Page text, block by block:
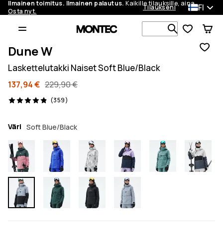
Ilmainen toimitus. Ilmainen palautus. Kaikille tilauksille, aina.
Osta nyt.
Tilaukseni FI
Etsi 1 000+
Dune W
Laskettelutakki Naiset Soft Blue/Black
137,94 € 229,90 €
(359)
359 arvostelut, 4.9/5
Väri Soft Blue/Black